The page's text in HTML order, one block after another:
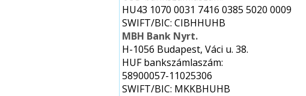
HU43 1070 0031 7416 0385 5020 0009
SWIFT/BIC: CIBHHUHB
MBH Bank Nyrt.
H-1056 Budapest, Váci u. 38.
HUF bankszámlaszám:
58900057-11025306
SWIFT/BIC: MKKBHUHB